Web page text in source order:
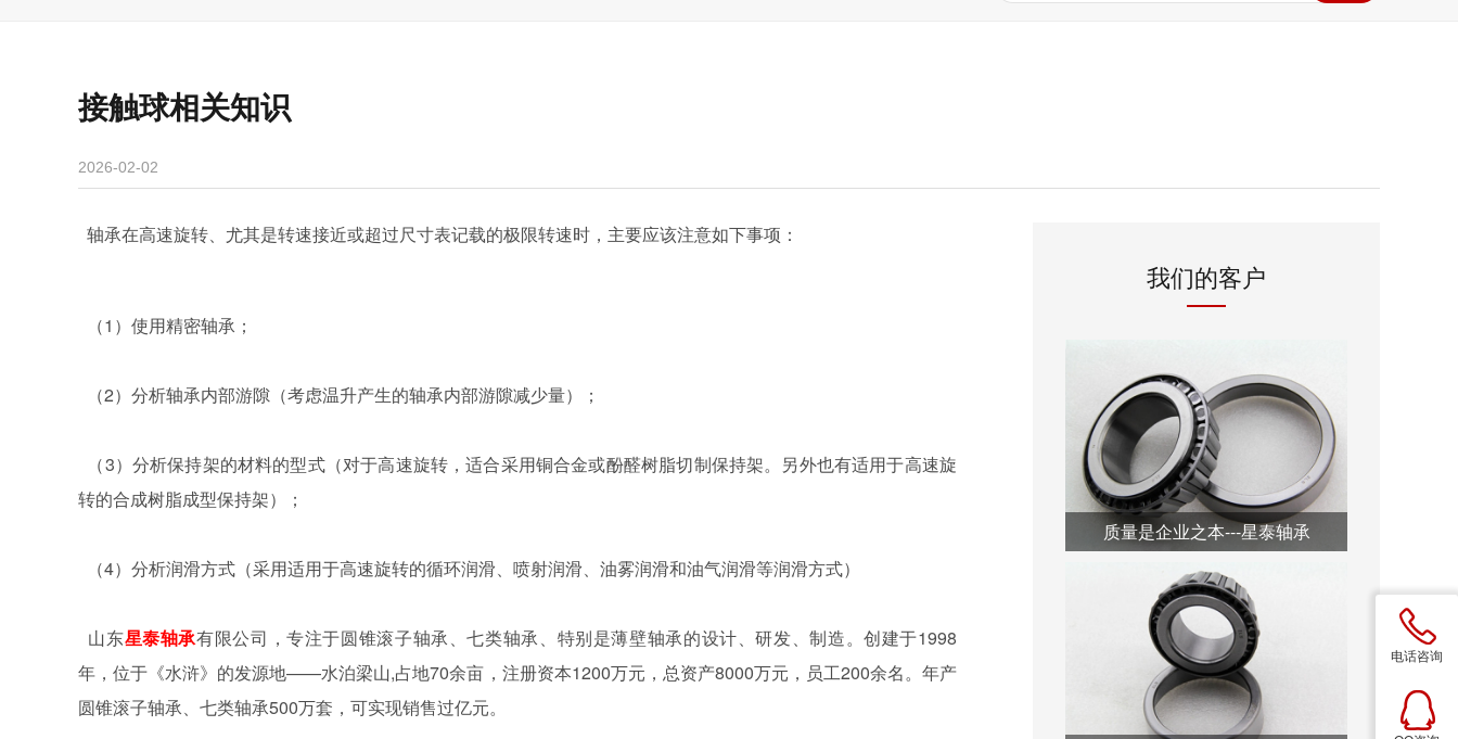
接触球相关知识
2026-02-02
轴承在高速旋转、尤其是转速接近或超过尺寸表记载的极限转速时，主要应该注意如下事项：
（1 ）使用精密轴承；
（2）分析轴承内部游隙（考虑温升产生的轴承内部游隙减少量）；
（3）分析保持架的材料的型式（对于高速旋转，适合采用铜合金或酚醛树脂切制保持架。另外也有适用于高速旋
转的合成树脂成型保持架）；
（4）分析润滑方式（采用适用于高速旋转的循环润滑、喷射润滑、油雾润滑和油气润滑等润滑方式）
山东星泰轴承有限公司，专注于圆锥滚子轴承、七类轴承、特别是薄壁轴承的设计、研发、制造。创建于1998
年，位于《水浒》的发源地——水泊梁山,占地70余亩，注册资本1200万元，总资产8000万元，员工200余名。年产
圆锥滚子轴承、七类轴承500万套，可实现销售过亿元。
我们的客户
质量是企业之本---星泰轴承
电话咨询